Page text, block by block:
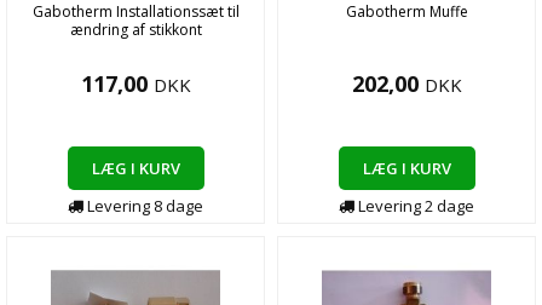
Gabotherm Installationssæt til
ændring af stikkont
117,00 DKK
LÆG I KURV
Levering 8dage
Gabotherm Muffe
202,00 DKK
LÆG I KURV
Levering2dage